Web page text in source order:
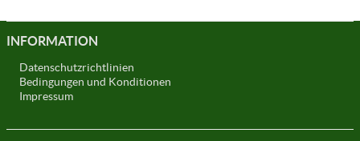
INFORMATION
Datenschutzrichtlinien
Bedingungen und Konditionen
Impressum